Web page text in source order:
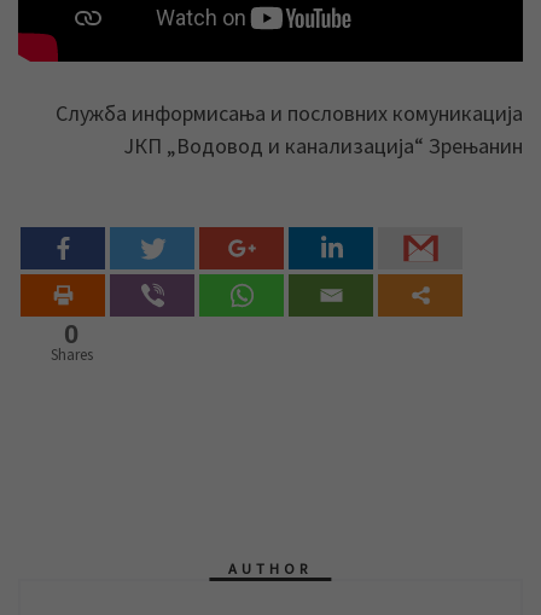
Служба информисања и пословних комуникација
ЈКП „Водовод и канализација“ Зрењанин
0
Shares
AUTHOR